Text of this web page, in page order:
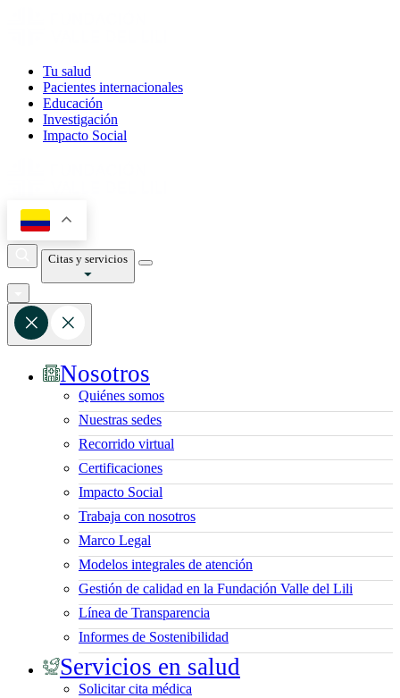
Tu salud
Pacientes internacionales
Educación
Investigación
Impacto Social
Citas y servicios
Nosotros
Quiénes somos
Nuestras sedes
Recorrido virtual
Certificaciones
Impacto Social
Trabaja con nosotros
Marco Legal
Modelos integrales de atención
Gestión de calidad en la Fundación Valle del Lili
Línea de Transparencia
Informes de Sostenibilidad
Servicios en salud
Solicitar cita médica